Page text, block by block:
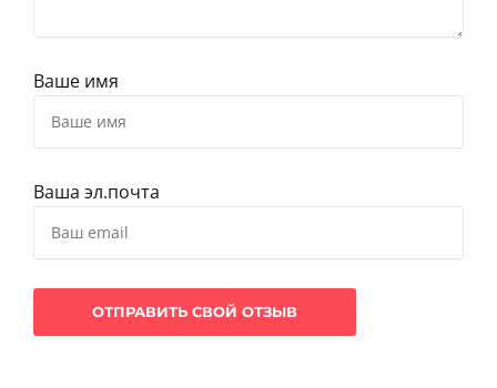
Ваше имя
Ваша эл.почта